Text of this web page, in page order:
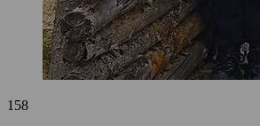
158